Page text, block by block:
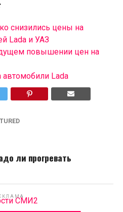
снизились цены на
Lada и УАЗ
повышении цен на
Lada
ли прогревать
СМИ2